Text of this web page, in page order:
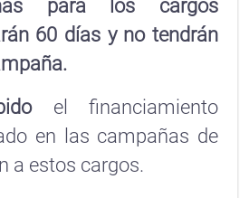
para los cargos
60 días y no tendrán
el financiamiento
en las campañas de
a estos cargos.